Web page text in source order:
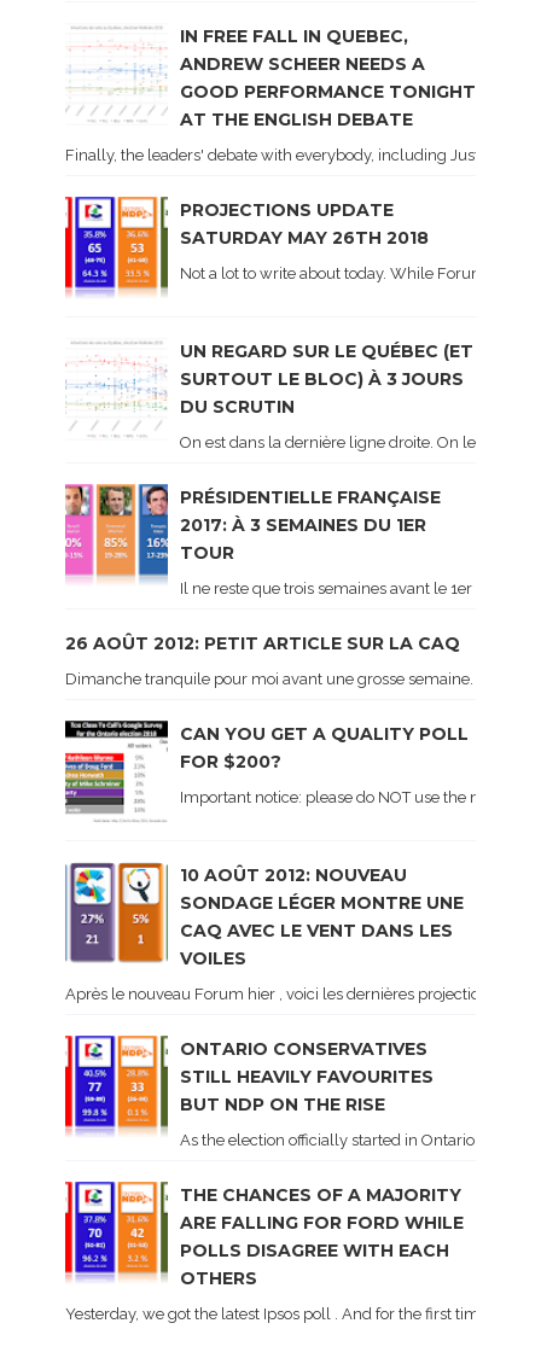
IN FREE FALL IN QUEBEC,
ANDREW SCHEER NEEDS A
GOOD PERFORMANCE TONIGHT
AT THE ENGLISH DEBATE
Finally, the leaders' debate with everybody, including Justin
PROJECTIONS UPDATE
SATURDAY MAY 26TH 2018
Not a lot to write about today. While Forum did
UN REGARD SUR LE QUÉBEC (ET
SURTOUT LE BLOC) À 3 JOURS
DU SCRUTIN
On est dans la dernière ligne droite. On le sait
PRÉSIDENTIELLE FRANÇAISE
2017: À 3 SEMAINES DU 1ER
TOUR
Il ne reste que trois semaines avant le 1er tour de
26 AOÛT 2012: PETIT ARTICLE SUR LA CAQ
Dimanche tranquile pour moi avant une grosse semaine. Voici
CAN YOU GET A QUALITY POLL
FOR $200?
Important notice: please do NOT use the
10 AOÛT 2012: NOUVEAU
SONDAGE LÉGER MONTRE UNE
CAQ AVEC LE VENT DANS LES
VOILES
Après le nouveau Forum hier , voici les dernières projections
ONTARIO CONSERVATIVES
STILL HEAVILY FAVOURITES
BUT NDP ON THE RISE
As the election officially started in Ontario, some
THE CHANCES OF A MAJORITY
ARE FALLING FOR FORD WHILE
POLLS DISAGREE WITH EACH
OTHERS
Yesterday, we got the latest Ipsos poll . And for the first time